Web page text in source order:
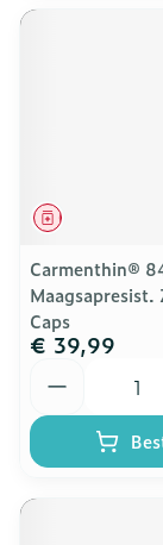
Geneesmiddel
Carmenthin®
Maagsapresist.
Caps
€ 39,99